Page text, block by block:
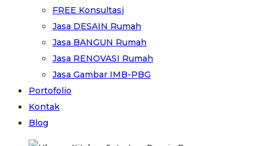
FREE Konsultasi
Jasa DESAIN Rumah
Jasa BANGUN Rumah
Jasa RENOVASI Rumah
Jasa Gambar IMB-PBG
Portofolio
Kontak
Blog